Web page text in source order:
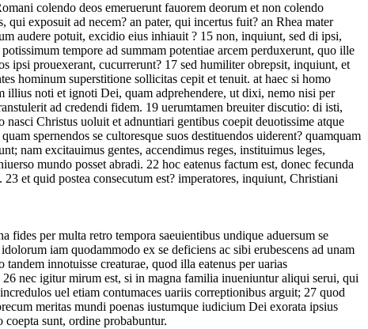
colendo deos emeruerunt fauorem deorum et non colendo
qui exposuit ad necem? an pater, qui incertus fuit? an Rhea mater
audere potuit, excidio eius inhiauit ? 15 non, inquiunt, sed di ipsi,
tempore ad summam potentiae arcem perduxerunt, quo ille
ipsi prouexerant, cucurrerunt? 17 sed humiliter obrepsit, inquiunt, et
hominum superstitione sollicitas cepit et tenuit. at haec si homo
illius noti et ignoti Dei, quam adprehendere, ut dixi, nemo nisi per
ad credendi fidem. 19 uerumtamen breuiter discutio: di isti,
Christus uoluit et adnuntiari gentibus coepit deuotissime atque
spernendos se cultoresque suos destituendos uiderent? quamquam
nam excitauimus gentes, accendimus reges, instituimus leges,
mundo posset abradi. 22 hoc eatenus factum est, donec fecunda
23 et quid postea consecutum est? imperatores, inquiunt, Christiani
per multa retro tempora saeuientibus undique aduersum se
iam quodammodo ex se deficiens ac sibi erubescens ad unam
innotuisse creaturae, quod illa eatenus per uarias
26 nec igitur mirum est, si in magna familia inueniuntur aliqui serui, qui
uel etiam contumaces uariis correptionibus arguit; 27 quod
meritas mundi poenas iustumque iudicium Dei exorata ipsius
sunt, ordine probabuntur.